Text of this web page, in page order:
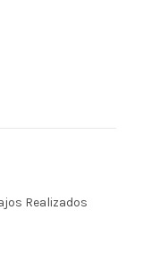
Realizados